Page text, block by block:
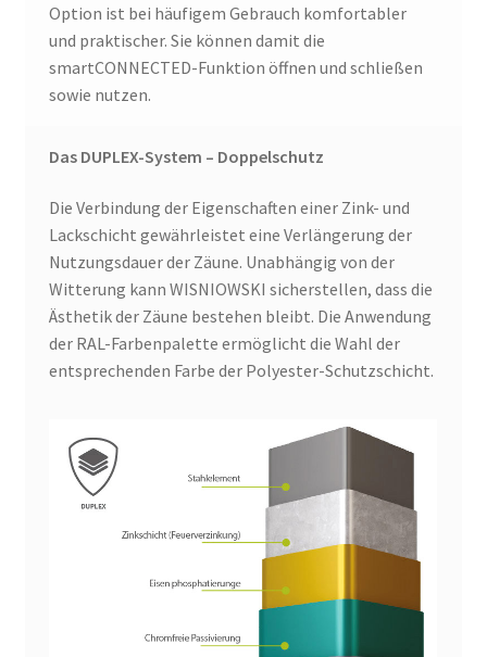
Option ist bei häufigem Gebrauch komfortabler
und praktischer. Sie können damit die
smartCONNECTED-Funktion öffnen und schließen
sowie nutzen.
Das DUPLEX-System – Doppelschutz
Die Verbindung der Eigenschaften einer Zink- und
Lackschicht gewährleistet eine Verlängerung der
Nutzungsdauer der Zäune. Unabhängig von der
Witterung kann WISNIOWSKI sicherstellen, dass die
Ästhetik der Zäune bestehen bleibt. Die Anwendung
der RAL-Farbenpalette ermöglicht die Wahl der
entsprechenden Farbe der Polyester-Schutzschicht.